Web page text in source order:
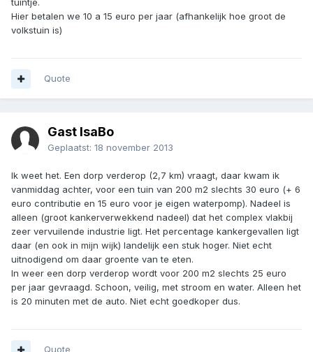
tuintje.
Hier betalen we 10 a 15 euro per jaar (afhankelijk hoe groot de
volkstuin is)
Quote
Gast IsaBo
Geplaatst: 18 november 2013
Ik weet het. Een dorp verderop (2,7 km) vraagt, daar kwam ik
vanmiddag achter, voor een tuin van 200 m2 slechts 30 euro (+ 6
euro contributie en 15 euro voor je eigen waterpomp). Nadeel is
alleen (groot kankerverwekkend nadeel) dat het complex vlakbij
zeer vervuilende industrie ligt. Het percentage kankergevallen ligt
daar (en ook in mijn wijk) landelijk een stuk hoger. Niet echt
uitnodigend om daar groente van te eten.
In weer een dorp verderop wordt voor 200 m2 slechts 25 euro
per jaar gevraagd. Schoon, veilig, met stroom en water. Alleen het
is 20 minuten met de auto. Niet echt goedkoper dus.
Quote